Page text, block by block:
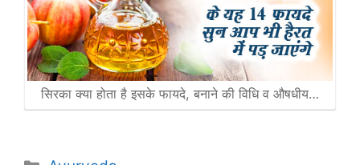
सिरका क्या होता है इसके फायदे, बनाने की विधि व औषधीय…